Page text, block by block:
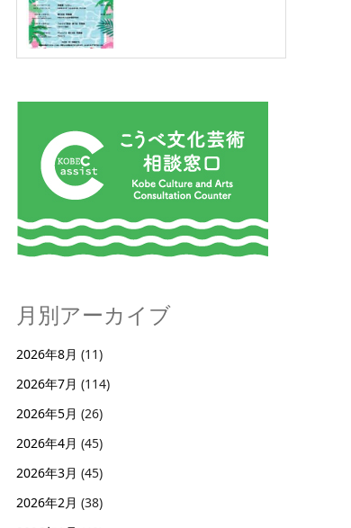
月別アーカイブ
2026年8月 (11)
2026年7月 (114)
2026年5月 (26)
2026年4月 (45)
2026年3月 (45)
2026年2月 (38)